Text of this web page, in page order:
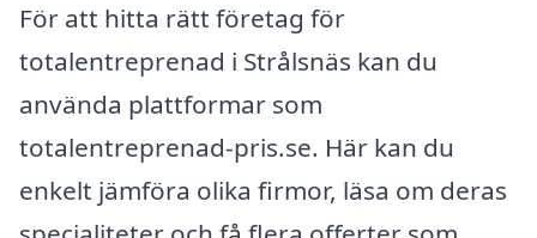
För att hitta rätt företag för
totalentreprenad i Strålsnäs kan du
använda plattformar som
totalentreprenad-pris.se. Här kan du
enkelt jämföra olika firmor, läsa om deras